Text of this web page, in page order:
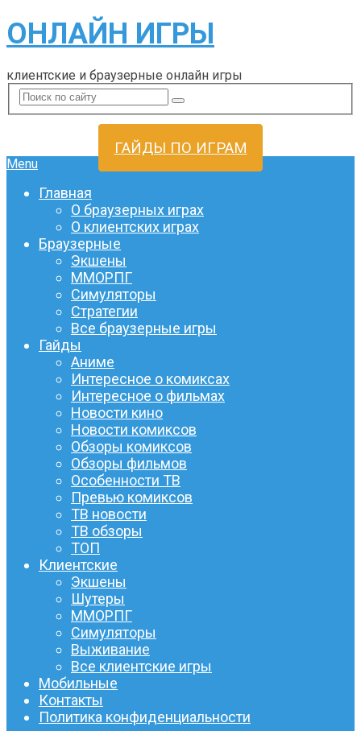
ОНЛАЙН ИГРЫ
клиентские и браузерные онлайн игры
ГАЙДЫ ПО ИГРАМ
Menu
Главная
О браузерных играх
О клиентских играх
Браузерные
Экшены
ММОРПГ
Симуляторы
Стратегии
Все браузерные игры
Гайды
Аниме
Интересное о комиксах
Интересное о фильмах
Новости кино
Новости комиксов
Обзоры комиксов
Обзоры фильмов
Особенности ТВ
Превью комиксов
ТВ новости
ТВ обзоры
ТОП
Клиентские
Экшены
Шутеры
ММОРПГ
Симуляторы
Выживание
Все клиентские игры
Мобильные
Контакты
Политика конфиденциальности